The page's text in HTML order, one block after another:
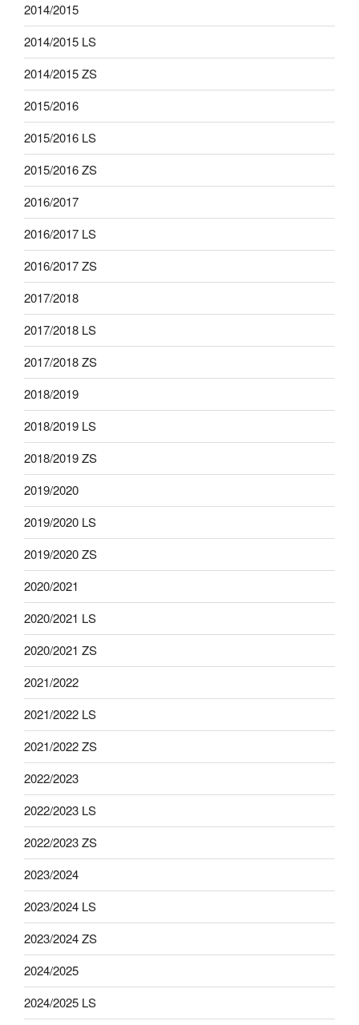
2014/2015
2014/2015 LS
2014/2015 ZS
2015/2016
2015/2016 LS
2015/2016 ZS
2016/2017
2016/2017 LS
2016/2017 ZS
2017/2018
2017/2018 LS
2017/2018 ZS
2018/2019
2018/2019 LS
2018/2019 ZS
2019/2020
2019/2020 LS
2019/2020 ZS
2020/2021
2020/2021 LS
2020/2021 ZS
2021/2022
2021/2022 LS
2021/2022 ZS
2022/2023
2022/2023 LS
2022/2023 ZS
2023/2024
2023/2024 LS
2023/2024 ZS
2024/2025
2024/2025 LS